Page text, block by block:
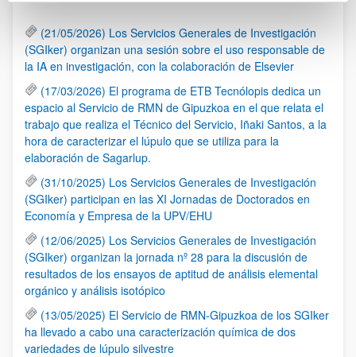
(21/05/2026) Los Servicios Generales de Investigación
(SGIker) organizan una sesión sobre el uso responsable de
la IA en investigación, con la colaboración de Elsevier
(17/03/2026) El programa de ETB Tecnólopis dedica un
espacio al Servicio de RMN de Gipuzkoa en el que relata el
trabajo que realiza el Técnico del Servicio, Iñaki Santos, a la
hora de caracterizar el lúpulo que se utiliza para la
elaboración de Sagarlup.
(31/10/2025) Los Servicios Generales de Investigación
(SGIker) participan en las XI Jornadas de Doctorados en
Economía y Empresa de la UPV/EHU
(12/06/2025) Los Servicios Generales de Investigación
(SGIker) organizan la jornada nº 28 para la discusión de
resultados de los ensayos de aptitud de análisis elemental
orgánico y análisis isotópico
(13/05/2025) El Servicio de RMN-Gipuzkoa de los SGIker
ha llevado a cabo una caracterización química de dos
variedades de lúpulo silvestre